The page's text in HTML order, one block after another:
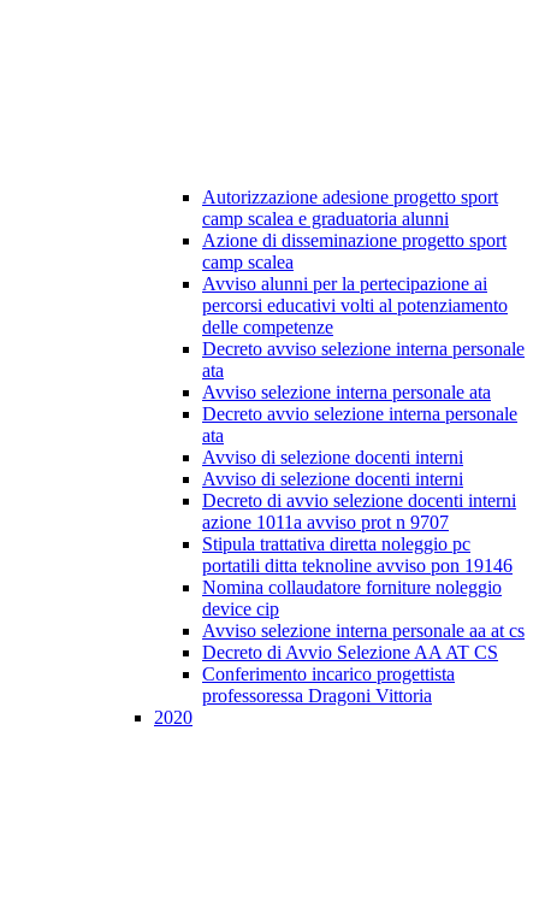
Autorizzazione adesione progetto sport
camp scalea e graduatoria alunni
Azione di disseminazione progetto sport
camp scalea
Avviso alunni per la pertecipazione ai
percorsi educativi volti al potenziamento
delle competenze
Decreto avviso selezione interna personale
ata
Avviso selezione interna personale ata
Decreto avvio selezione interna personale
ata
Avviso di selezione docenti interni
Avviso di selezione docenti interni
Decreto di avvio selezione docenti interni
azione 1011a avviso prot n 9707
Stipula trattativa diretta noleggio pc
portatili ditta teknoline avviso pon 19146
Nomina collaudatore forniture noleggio
device cip
Avviso selezione interna personale aa at cs
Decreto di Avvio Selezione AA AT CS
Conferimento incarico progettista
professoressa Dragoni Vittoria
2020